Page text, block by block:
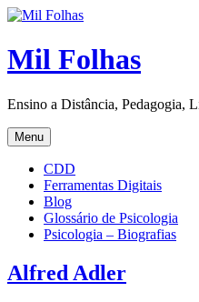
Skip
content
Mil Folhas
Ensino a Distância, Pedagogia,
Menu
CDD
Ferramentas Digitais
Blog
Glossário de Psicologia
Psicologia – Biografias
Alfred Adler